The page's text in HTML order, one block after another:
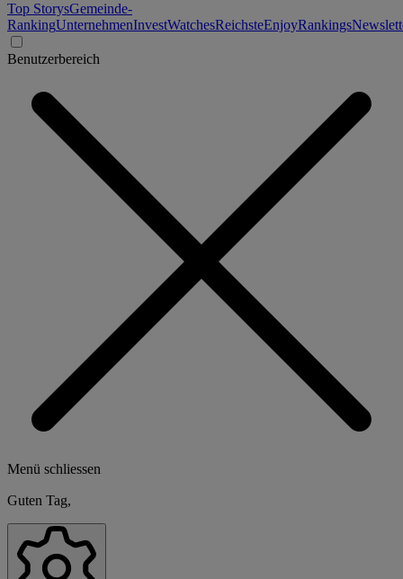
Top StorysGemeinde-
RankingUnternehmenInvestWatchesReichsteEnjoyRankings
Benutzerbereich
Menü schliessen
Guten Tag,